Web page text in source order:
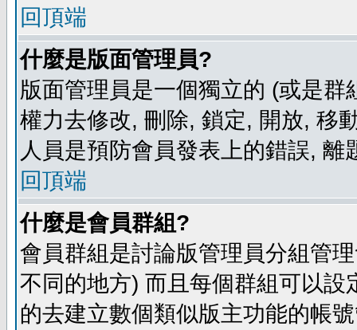
回頂端
什麼是版面管理員?
版面管理員是一個獨立的 (或是
權力去修改, 刪除, 鎖定, 開放, 移
人員是預防會員發表上的錯誤, 離
回頂端
什麼是會員群組?
會員群組是討論版管理員分組管
不同的地方) 而且每個群組可以
的去建立數個類似版主功能的帳